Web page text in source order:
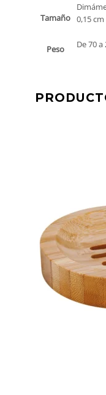
Tamaño 0,15 cm
Peso De 70 a